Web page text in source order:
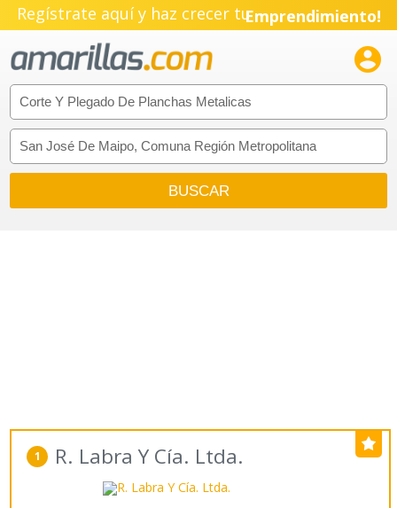
Regístrate aquí y haz crecer tuEmprendimiento!

1 R. Labra Y Cía. Ltda.